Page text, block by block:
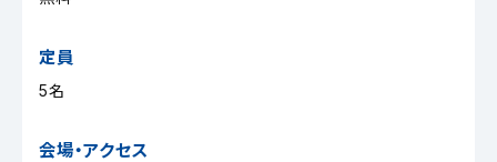
定員
5名
会場・アクセス